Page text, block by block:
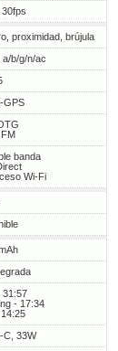
proximidad, brújula
a/b/g/n/ac
GPS
banda
Wi-Fi
31:57
- 17:34
C, 33W